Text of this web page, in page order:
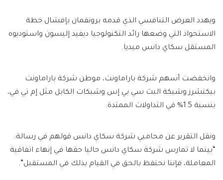
ويهدد العرض التنافسي الذي قدمه برونفمان بإفشال خطة
الاستحواذ التي وضعها رائد التكنولوجيا ديفيد إليسون واستوديوه
المستقل سكاي دانس ميديا.
وانخفضت أسهم شركة باراماونت، موطن شركة باراماونت
بيكتشرز وشبكة البث سي بي إس وشبكات الكابل مثل إم تي في،
بنسبة 1.5% في التداولات الممتدة.
ونقل التقرير عن محاميي شركة سكاي دانس قولهم في رسالة:
“بينما لا تمارس شركة سكاي دانس حاليا حقها في إنهاء اتفاقية
المعاملة، فإننا نحتفظ بالحق في القيام بذلك في المستقبل”.